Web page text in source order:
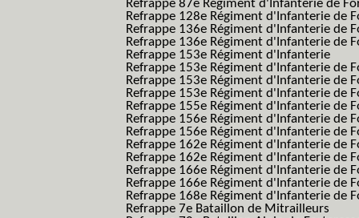
Refrappe 87e Régiment d'Infanterie de
Refrappe 128e Régiment d'Infanterie de
Refrappe 136e Régiment d'Infanterie de
Refrappe 136e Régiment d'Infanterie de
Refrappe 153e Régiment d'Infanterie
Refrappe 153e Régiment d'Infanterie de
Refrappe 153e Régiment d'Infanterie de
Refrappe 153e Régiment d'Infanterie de
Refrappe 155e Régiment d'Infanterie de
Refrappe 156e Régiment d'Infanterie de
Refrappe 156e Régiment d'Infanterie de
Refrappe 162e Régiment d'Infanterie de
Refrappe 162e Régiment d'Infanterie de
Refrappe 166e Régiment d'Infanterie de
Refrappe 166e Régiment d'Infanterie de
Refrappe 168e Régiment d'Infanterie de
Refrappe 7e Bataillon de Mitrailleurs